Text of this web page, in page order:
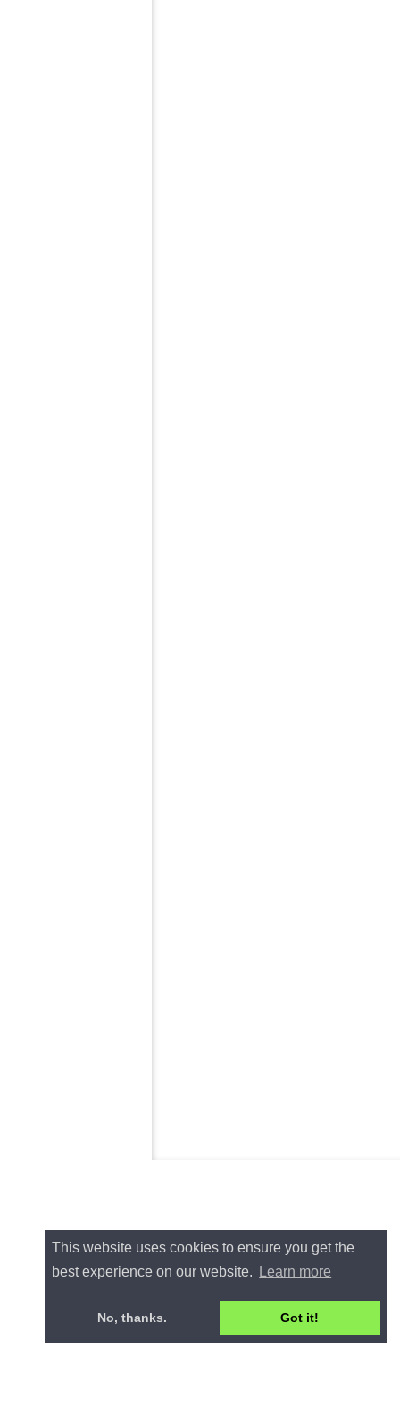
This website uses cookies to ensure you get the
best experience on our website.
Learn more
No, thanks. Got it!